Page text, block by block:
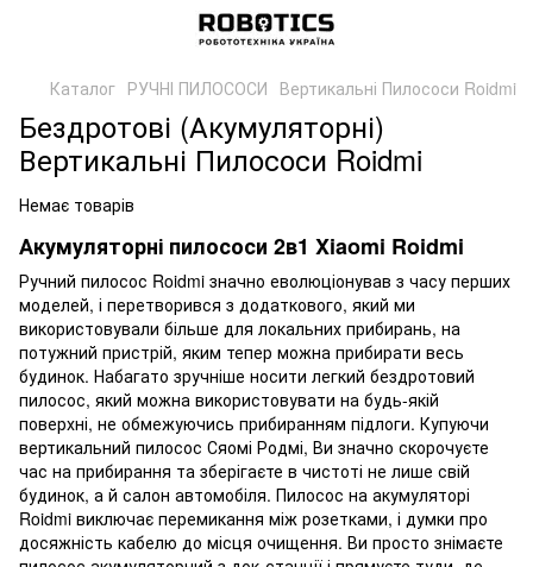
Каталог РУЧНІ ПИЛОСОСИ Вертикальні Пилососи Roidmi
Бездротові (Акумуляторні)
Вертикальні Пилососи Roidmi
Немає товарів
Акумуляторні пилососи 2в1 Xiaomi Roidmi
Ручний пилосос Roidmi значно еволюціонував з часу перших
моделей, і перетворився з додаткового, який ми
використовували більше для локальних прибирань, на
потужний пристрій, яким тепер можна прибирати весь
будинок. Набагато зручніше носити легкий бездротовий
пилосос, який можна використовувати на будь-якій
поверхні, не обмежуючись прибиранням підлоги. Купуючи
вертикальний пилосос Сяомі Родмі, Ви значно скорочуєте
час на прибирання та зберігаєте в чистоті не лише свій
будинок, а й салон автомобіля. Пилосос на акумуляторі
Roidmi виключає перемикання між розетками, і думки про
досяжність кабелю до місця очищення. Ви просто знімаєте